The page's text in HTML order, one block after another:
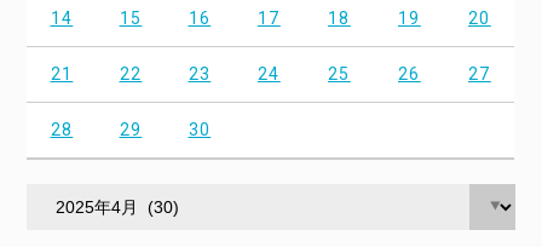
14 15 16 17 18 19 20
21 22 23 24 25 26 27
28 29 30